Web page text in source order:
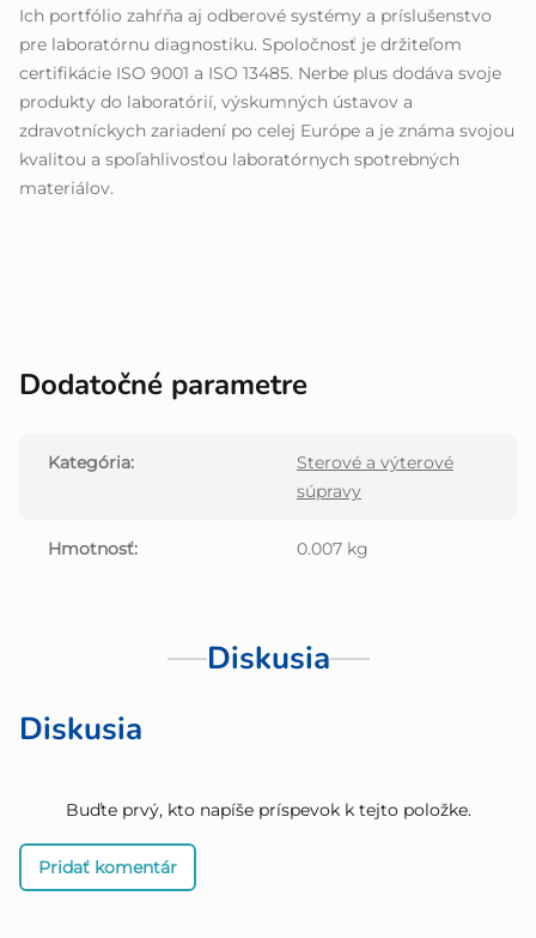
Ich portfólio zahŕňa aj odberové systémy a príslušenstvo
pre laboratórnu diagnostiku. Spoločnosť je držiteľom
certifikácie ISO 9001 a ISO 13485. Nerbe plus dodáva svoje
produkty do laboratórií, výskumných ústavov a
zdravotníckych zariadení po celej Európe a je známa svojou
kvalitou a spoľahlivosťou laboratórnych spotrebných
materiálov.
Dodatočné parametre
Kategória:
Sterové a výterové
súpravy
Hmotnosť: 0.007 kg
Diskusia
Diskusia
Buďte prvý, kto napíše príspevok k tejto položke.
Pridať komentár